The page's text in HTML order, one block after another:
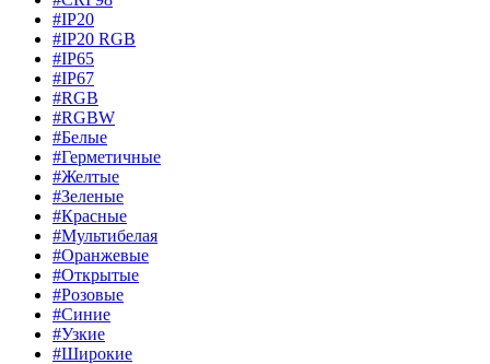
#IP20
#IP20 RGB
#IP65
#IP67
#RGB
#RGBW
#Белые
#Герметичные
#Желтые
#Зеленые
#Красные
#Мультибелая
#Оранжевые
#Открытые
#Розовые
#Синие
#Узкие
#Широкие